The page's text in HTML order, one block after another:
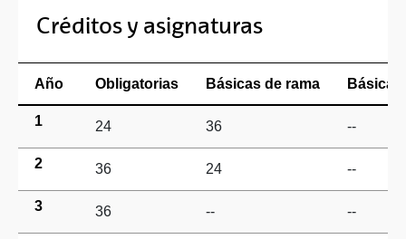
Créditos y asignaturas
Año Obligatorias Básicas de rama
1 24 36 --
2 36 24 --
3 36 -- --